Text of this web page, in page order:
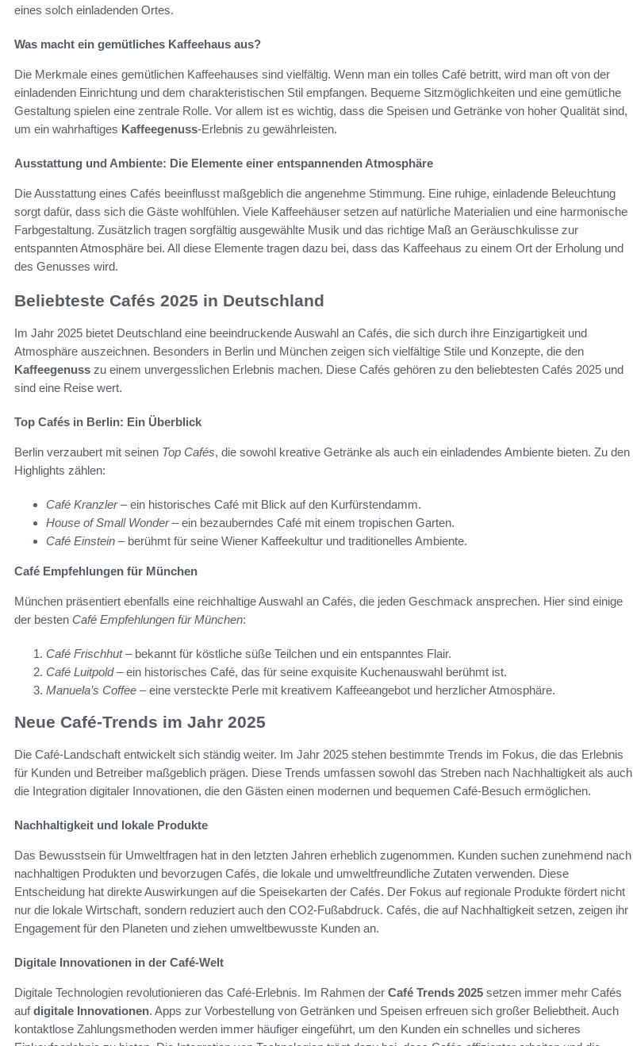
eines solch einladenden Ortes.
Was macht ein gemütliches Kaffeehaus aus?
Die Merkmale eines gemütlichen Kaffeehauses sind vielfältig. Wenn man ein tolles Café betritt, wird man oft von der
einladenden Einrichtung und dem charakteristischen Stil empfangen. Bequeme Sitzmöglichkeiten und eine gemütliche
Gestaltung spielen eine zentrale Rolle. Vor allem ist es wichtig, dass die Speisen und Getränke von hoher Qualität sind,
um ein wahrhaftiges Kaffeegenuss-Erlebnis zu gewährleisten.
Ausstattung und Ambiente: Die Elemente einer entspannenden Atmosphäre
Die Ausstattung eines Cafés beeinflusst maßgeblich die angenehme Stimmung. Eine ruhige, einladende Beleuchtung
sorgt dafür, dass sich die Gäste wohlfühlen. Viele Kaffeehäuser setzen auf natürliche Materialien und eine harmonische
Farbgestaltung. Zusätzlich tragen sorgfältig ausgewählte Musik und das richtige Maß an Geräuschkulisse zur
entspannten Atmosphäre bei. All diese Elemente tragen dazu bei, dass das Kaffeehaus zu einem Ort der Erholung und
des Genusses wird.
Beliebteste Cafés 2025 in Deutschland
Im Jahr 2025 bietet Deutschland eine beeindruckende Auswahl an Cafés, die sich durch ihre Einzigartigkeit und
Atmosphäre auszeichnen. Besonders in Berlin und München zeigen sich vielfältige Stile und Konzepte, die den
Kaffeegenuss zu einem unvergesslichen Erlebnis machen. Diese Cafés gehören zu den beliebtesten Cafés 2025 und
sind eine Reise wert.
Top Cafés in Berlin: Ein Überblick
Berlin verzaubert mit seinen Top Cafés, die sowohl kreative Getränke als auch ein einladendes Ambiente bieten. Zu den
Highlights zählen:
Café Kranzler– ein historisches Café mit Blick auf den Kurfürstendamm.
House of Small Wonder– ein bezauberndes Café mit einem tropischen Garten.
Café Einstein – berühmt für seine Wiener Kaffeekultur und traditionelles Ambiente.
Café Empfehlungen für München
München präsentiert ebenfalls eine reichhaltige Auswahl an Cafés, die jeden Geschmack ansprechen. Hier sind einige
der besten Café Empfehlungen für München:
Café Frischhut– bekannt für köstliche süße Teilchen und ein entspanntes Flair.
Café Luitpold– ein historisches Café, das für seine exquisite Kuchenauswahl berühmt ist.
Manuela’s Coffee – eine versteckte Perle mit kreativem Kaffeeangebot und herzlicher Atmosphäre.
Neue Café-Trends im Jahr 2025
Die Café-Landschaft entwickelt sich ständig weiter. Im Jahr 2025 stehen bestimmte Trends im Fokus, die das Erlebnis
für Kunden und Betreiber maßgeblich prägen. Diese Trends umfassen sowohl das Streben nach Nachhaltigkeit als auch
die Integration digitaler Innovationen, die den Gästen einen modernen und bequemen Café-Besuch ermöglichen.
Nachhaltigkeit und lokale Produkte
Das Bewusstsein für Umweltfragen hat in den letzten Jahren erheblich zugenommen. Kunden suchen zunehmend nach
nachhaltigen Produkten und bevorzugen Cafés, die lokale und umweltfreundliche Zutaten verwenden. Diese
Entscheidung hat direkte Auswirkungen auf die Speisekarten der Cafés. Der Fokus auf regionale Produkte fördert nicht
nur die lokale Wirtschaft, sondern reduziert auch den CO2-Fußabdruck. Cafés, die auf Nachhaltigkeit setzen, zeigen ihr
Engagement für den Planeten und ziehen umweltbewusste Kunden an.
Digitale Innovationen in der Café-Welt
Digitale Technologien revolutionieren das Café-Erlebnis. Im Rahmen der Café Trends 2025 setzen immer mehr Cafés
aufdigitale Innovationen. Apps zur Vorbestellung von Getränken und Speisen erfreuen sich großer Beliebtheit. Auch
kontaktlose Zahlungsmethoden werden immer häufiger eingeführt, um den Kunden ein schnelles und sicheres